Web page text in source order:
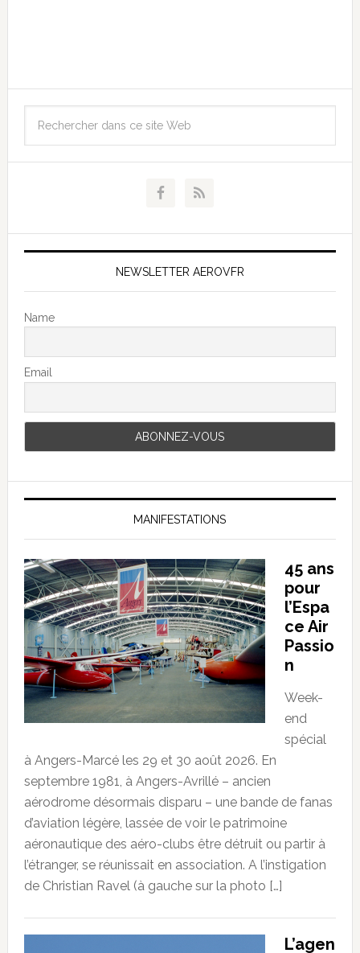
NEWSLETTER AEROVFR
Name
Email
MANIFESTATIONS
45 ans
pour
l’Espa
ce Air
Passio
n
Week-
end
spécial
à Angers-Marcé les 29 et 30 août 2026. En
septembre 1981, à Angers-Avrillé – ancien
aérodrome désormais disparu – une bande de fanas
d’aviation légère, lassée de voir le patrimoine
aéronautique des aéro-clubs être détruit ou partir à
l’étranger, se réunissait en association. A l’instigation
de Christian Ravel (à gauche sur la photo […]
L’agen